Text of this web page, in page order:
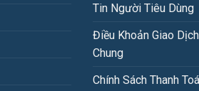
Tin Người Tiêu Dùng
Điều Khoản Giao Dịch
Chung
Chính Sách Thanh